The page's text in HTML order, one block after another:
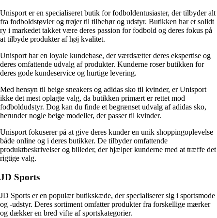
Unisport er en specialiseret butik for fodboldentusiaster, der tilbyder alt
fra fodboldstøvler og trøjer til tilbehør og udstyr. Butikken har et solidt
ry i markedet takket være deres passion for fodbold og deres fokus på
at tilbyde produkter af høj kvalitet.
Unisport har en loyale kundebase, der værdsætter deres ekspertise og
deres omfattende udvalg af produkter. Kunderne roser butikken for
deres gode kundeservice og hurtige levering.
Med hensyn til beige sneakers og adidas sko til kvinder, er Unisport
ikke det mest oplagte valg, da butikken primært er rettet mod
fodboldudstyr. Dog kan du finde et begrænset udvalg af adidas sko,
herunder nogle beige modeller, der passer til kvinder.
Unisport fokuserer på at give deres kunder en unik shoppingoplevelse
både online og i deres butikker. De tilbyder omfattende
produktbeskrivelser og billeder, der hjælper kunderne med at træffe det
rigtige valg.
JD Sports
JD Sports er en populær butikskæde, der specialiserer sig i sportsmode
og -udstyr. Deres sortiment omfatter produkter fra forskellige mærker
og dækker en bred vifte af sportskategorier.